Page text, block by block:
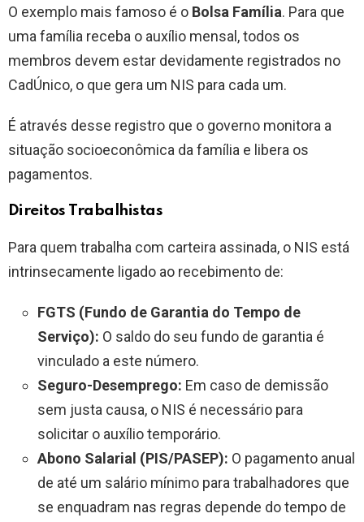
O exemplo mais famoso é o Bolsa Família. Para que
uma família receba o auxílio mensal, todos os
membros devem estar devidamente registrados no
CadÚnico, o que gera um NIS para cada um.
É através desse registro que o governo monitora a
situação socioeconômica da família e libera os
pagamentos.
Direitos Trabalhistas
Para quem trabalha com carteira assinada, o NIS está
intrinsecamente ligado ao recebimento de:
FGTS (Fundo de Garantia do Tempo de
Serviço): O saldo do seu fundo de garantia é
vinculado a este número.
Seguro-Desemprego: Em caso de demissão
sem justa causa, o NIS é necessário para
solicitar o auxílio temporário.
Abono Salarial (PIS/PASEP): O pagamento anual
de até um salário mínimo para trabalhadores que
se enquadram nas regras depende do tempo de